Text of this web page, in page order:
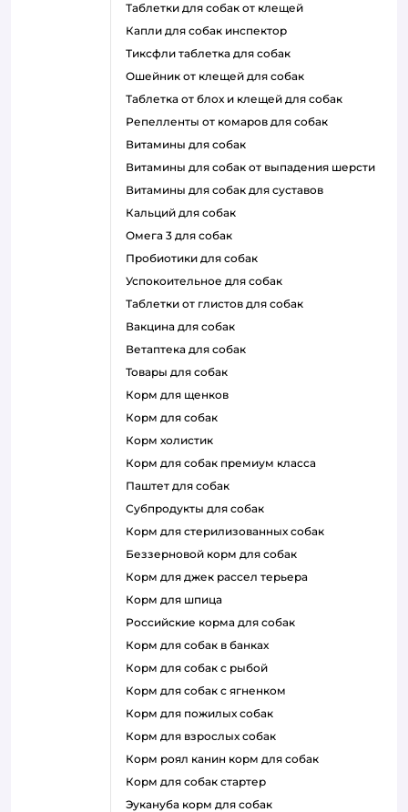
таблетки для собак от клещей
капли для собак инспектор
тиксфли таблетка для собак
ошейник от клещей для собак
таблетка от блох и клещей для собак
репелленты от комаров для собак
витамины для собак
витамины для собак от выпадения шерсти
витамины для собак для суставов
кальций для собак
омега 3 для собак
пробиотики для собак
успокоительное для собак
таблетки от глистов для собак
вакцина для собак
ветаптека для собак
товары для собак
корм для щенков
корм для собак
корм холистик
корм для собак премиум класса
паштет для собак
субпродукты для собак
корм для стерилизованных собак
беззерновой корм для собак
корм для джек рассел терьера
корм для шпица
российские корма для собак
корм для собак в банках
корм для собак с рыбой
корм для собак с ягненком
корм для пожилых собак
корм для взрослых собак
корм роял канин корм для собак
корм для собак стартер
эукануба корм для собак